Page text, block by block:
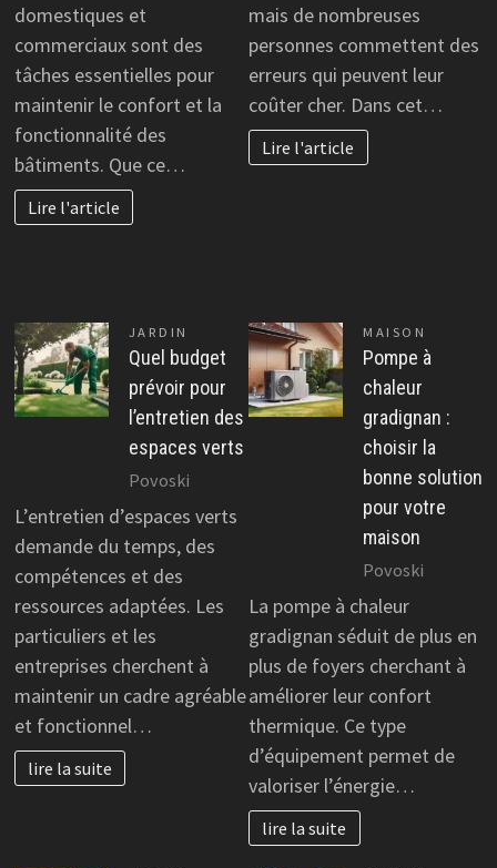
domestiques et
commerciaux sont des
tâches essentielles pour
maintenir le confort et la
fonctionnalité des
bâtiments. Que ce…
Lire l'article
mais de nombreuses
personnes commettent des
erreurs qui peuvent leur
coûter cher. Dans cet…
Lire l'article
JARDIN
Quel budget
prévoir pour
l’entretien des
espaces verts
Povoski
L’entretien d’espaces verts
demande du temps, des
compétences et des
ressources adaptées. Les
particuliers et les
entreprises cherchent à
maintenir un cadre agréable
et fonctionnel…
lire la suite
MAISON
Pompe à
chaleur
gradignan :
choisir la
bonne solution
pour votre
maison
Povoski
La pompe à chaleur
gradignan séduit de plus en
plus de foyers cherchant à
améliorer leur confort
thermique. Ce type
d’équipement permet de
valoriser l’énergie…
lire la suite